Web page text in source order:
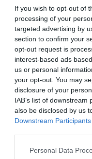
If you wish to opt-out of
processing of your
targeted advertising by
section to confirm your
opt-out request is
interest-based ads
us or personal
your opt-out. You may
disclosure of your
IAB’s list of
also be disclosed by us
Downstream Participants
Please note that this
Personal Data